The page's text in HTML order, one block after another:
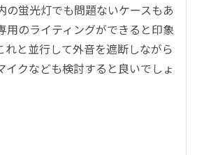
の蛍光灯でも問題ないケースもあ
用のライティングができると印象
れと並行して外音を遮断しながら
イクなども検討すると良いでしょ